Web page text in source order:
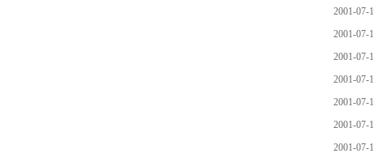
2001-07-
2001-07-
2001-07-
2001-07-
2001-07-
2001-07-
2001-07-